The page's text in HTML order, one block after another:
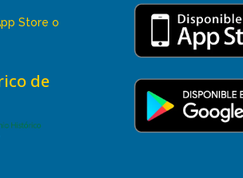
Store o
de